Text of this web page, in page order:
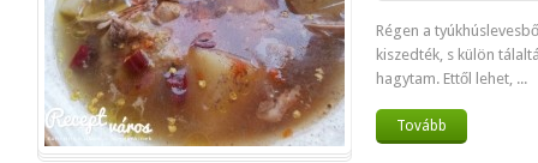
Régen a
kiszedték, s külön
hagytam. Ettől lehet, ...
Tovább